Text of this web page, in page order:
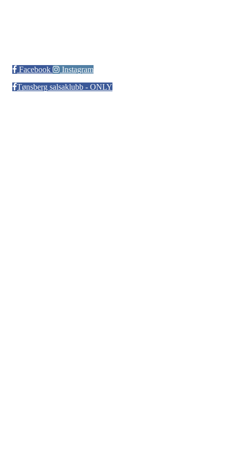
Facebook
Instagram
Tønsberg salsaklubb - ONLY